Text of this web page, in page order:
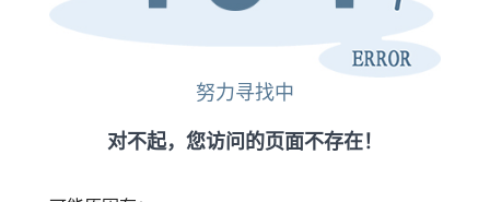
努力寻找中
对不起，您访问的页面不存在！